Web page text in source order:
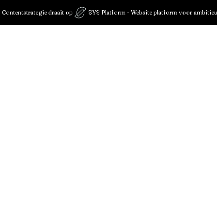
Contentstrategie draait op SYS Platform - Website platform voor